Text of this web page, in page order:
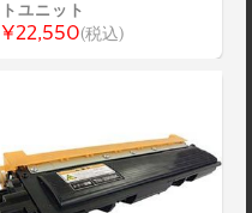
トユニット
¥22,550(税込)